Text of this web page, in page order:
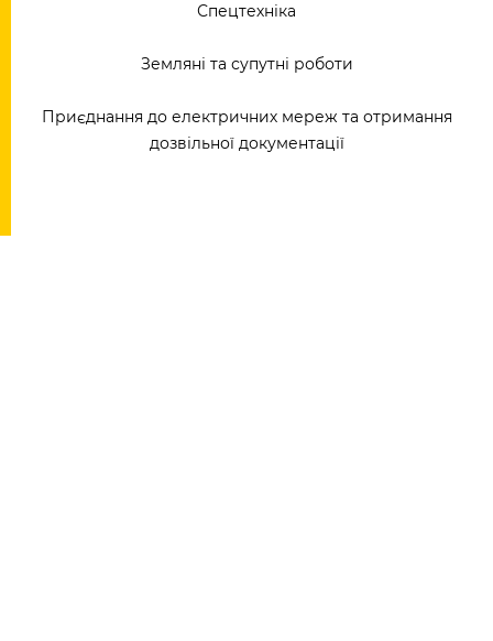
Спецтехніка
Земляні та супутні роботи
Приєднання до електричних мереж та отримання
дозвільної документації